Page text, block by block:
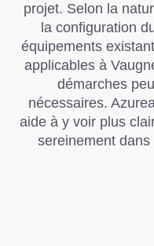
projet. Selon la
la configuration
équipements
applicables à
démarches
nécessaires.
aide à y voir plus
sereinement